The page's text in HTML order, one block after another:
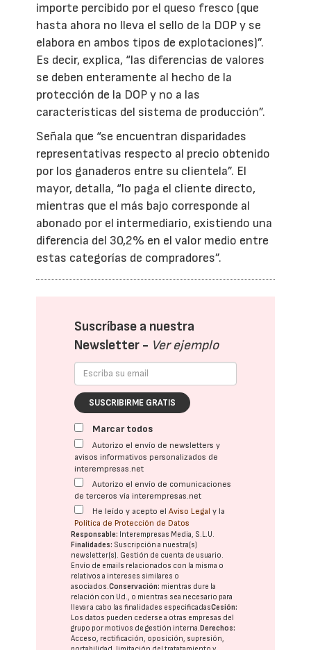
importe percibido por el queso fresco (que
hasta ahora no lleva el sello de la DOP y se
elabora en ambos tipos de explotaciones)”.
Es decir, explica, “las diferencias de valores
se deben enteramente al hecho de la
protección de la DOP y no a las
características del sistema de producción”.
Señala que “se encuentran disparidades
representativas respecto al precio obtenido
por los ganaderos entre su clientela”. El
mayor, detalla, “lo paga el cliente directo,
mientras que el más bajo corresponde al
abonado por el intermediario, existiendo una
diferencia del 30,2% en el valor medio entre
estas categorías de compradores”.
Suscríbase a nuestra
Newsletter - Ver ejemplo
SUSCRIBIRME GRATIS
Marcar todos
Autorizo el envío de newsletters y
avisos informativos personalizados de
interempresas.net
Autorizo el envío de comunicaciones
de terceros vía interempresas.net
He leído y acepto elAviso Legal y la
Política de Protección de Datos
Responsable: Interempresas Media, S.L.U.
Finalidades: Suscripción a nuestra(s)
newsletter(s). Gestión de cuenta de usuario.
Envío de emails relacionados con la misma o
relativos a intereses similares o
asociados.Conservación: mientras dure la
relación con Ud., o mientras sea necesario para
llevar a cabo las finalidades especificadasCesión:
Los datos pueden cederse a otras empresas del
grupo por motivos de gestión interna.Derechos:
Acceso, rectificación, oposición, supresión,